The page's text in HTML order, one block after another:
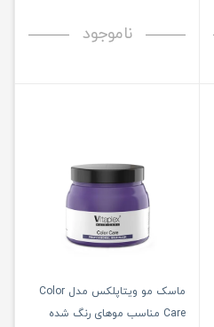
ناموجود
ماسک مو ویتاپلکس مدل Color
Care مناسب موهای رنگ شده